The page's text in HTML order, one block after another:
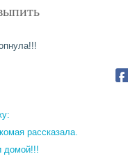
рассказала.
домой!!!